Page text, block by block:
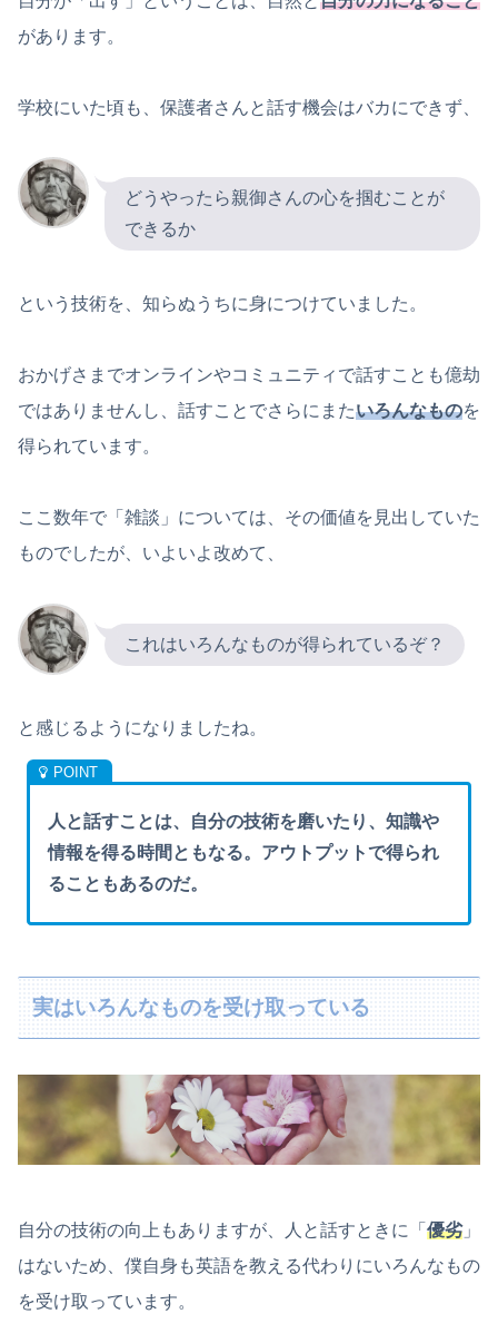
があります。
学校にいた頃も、保護者さんと話す機会はバカにできず、
どうやったら親御さんの心を掴むことが
できるか
という技術を、知らぬうちに身につけていました。
おかげさまでオンラインやコミュニティで話すことも億劫
ではありませんし、話すことでさらにまたいろんなものを
得られています。
ここ数年で「雑談」については、その価値を見出していた
ものでしたが、いよいよ改めて、
これはいろんなものが得られているぞ？
と感じるようになりましたね。
人と話すことは、自分の技術を磨いたり、知識や
情報を得る時間ともなる。アウトプットで得られ
ることもあるのだ。
実はいろんなものを受け取っている
自分の技術の向上もありますが、人と話すときに「 優劣」
はないため、僕自身も英語を教える代わりにいろんなもの
を受け取っています。